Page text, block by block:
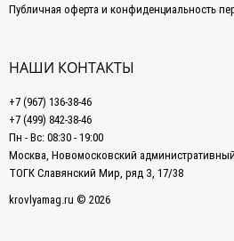
Публичная оферта и конфиденциальность
НАШИ КОНТАКТЫ
+7 (967) 136-38-46
+7 (499) 842-38-46
Пн - Вс: 08:30 - 19:00
Москва, Новомосковский
ТОГК Славянский Мир, ряд З, 17/38
krovlyamag.ru © 2026